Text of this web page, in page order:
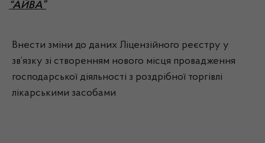
“АЙВА”
Внести зміни до даних Ліцензійного реєстру у
зв’язку зі створенням нового місця провадження
господарської діяльності з роздрібної торгівлі
лікарськими засобами